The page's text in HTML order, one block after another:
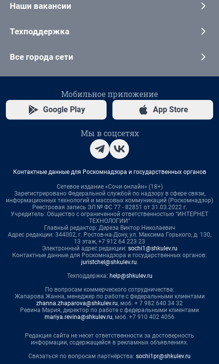
Наши вакансии
Техподдержка
Все города сети
Мобильное приложение
Google Play App Store
Мы в соцсетях
Контактные данные для Роскомнадзора и государственных органов
Сетевое издание «Сочи онлайн» (18+)
Зарегистрировано Федеральной службой по надзору в сфере связи,
информационных технологий и массовых коммуникаций (Роскомнадзор)
Реестровая запись ЭЛ № ФС 77 - 82851 от 31.03.2022 г.
Учредитель: Общество с ограниченной ответственностью "ИНТЕРНЕТ
ТЕХНОЛОГИИ"
Главный редактор: Дереза Виктор Николаевич
Адрес редакции: 344002, г. Ростов-на-Дону, ул. Максима Горького, д. 130,
13 этаж, +7 912 64 223 23
Электронный адрес редакции: sochi1@shkulev.ru
Контактные данные для Роскомнадзора и государственных органов:
juristchel@shkulev.ru.
Техподдержка: help@shkulev.ru
По вопросам коммерческого сотрудничества:
Жапарова Жанна, менеджер по работе с федеральными клиентами
zhanna.zhaparova@shkulev.ru, моб. + 7 982 640 34 32
Ревина Мария, директор по работе с федеральными клиентами
mariya.revina@shkulev.ru, моб. +7 910 402 4056
Редакция сайта не несет ответственности за достоверность
информации, содержащейся в рекламных объявлениях.
Связаться по вопросам партнёрства: sochi1pr@shkulev.ru